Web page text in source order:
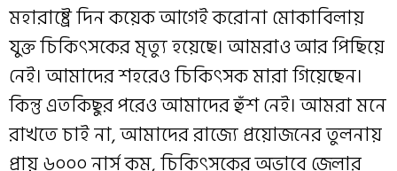
মহারাষ্ট্রে দিন কয়েক আগেই করোনা মোকাবিলায়
যুক্ত চিকিৎসকের মৃত্যু হয়েছে। আমরাও আর পিছিয়ে
নেই। আমাদের শহরেও চিকিৎসক মারা গিয়েছেন।
কিন্তু এতকিছুর পরেও আমাদের হুঁশ নেই। আমরা মনে
রাখতে চাই না, আমাদের রাজ‍্যে প্রয়োজনের তুলনায়
প্রায় ৬০০০ নার্স কম, চিকিৎসকের অভাবে জেলার